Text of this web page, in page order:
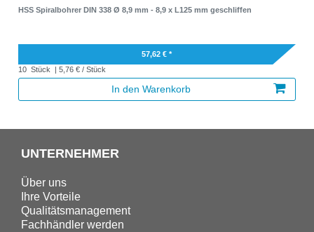
HSS Spiralbohrer DIN 338 Ø 8,9 mm - 8,9 x L125 mm geschliffen
57,62 € *
10 Stück | 5,76 € / Stück
In den Warenkorb
UNTERNEHMER
Über uns
Ihre Vorteile
Qualitätsmanagement
Fachhändler werden